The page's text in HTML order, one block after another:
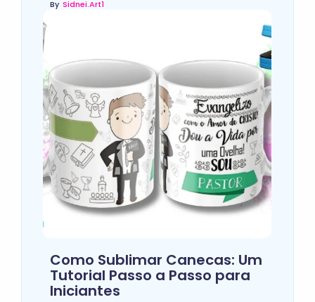
By Sidnei.art1
Como Sublimar Canecas: Um
Tutorial Passo a Passo para
Iniciantes